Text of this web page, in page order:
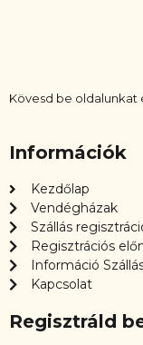
Kövesd be oldalunkat
Információk
Kezdőlap
Vendégházak
Szállás
Regisztrációs
Információ
Kapcsolat
Regisztráld